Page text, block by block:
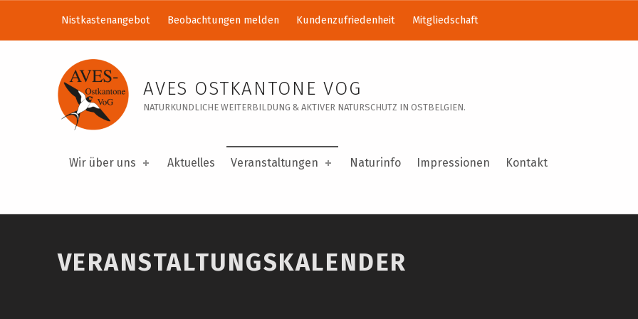
Veranstaltungskalender – AVES Ostkantone VoG
AVES OSTKANTONE VOG
NATURKUNDLICHE WEITERBILDUNG & AKTIVER NATURSCHUTZ IN OSTBELGIEN.
Wir über uns Aktuelles Veranstaltungen Naturinfo Impressionen Kontakt
Nistkastenangebot Beobachtungen melden Kundenzufriedenheit Mitgliedschaft
VERANSTALTUNGSKALENDER